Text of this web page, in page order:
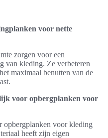
voor nette
zorgen voor een
van kleding. Ze verbeteren
maximaal benutten van de
voor opbergplanken voor
opbergplanken voor kleding
heeft zijn eigen